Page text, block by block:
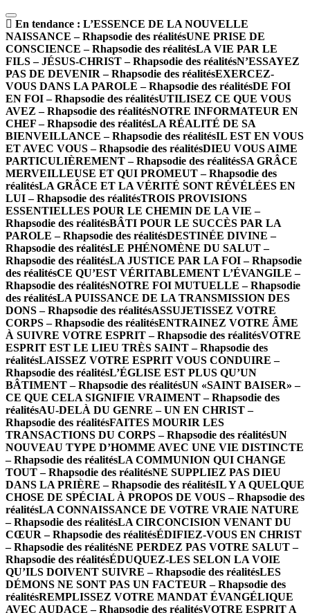
En tendance : L’ESSENCE DE LA NOUVELLE
NAISSANCE – Rhapsodie des réalitésUNE PRISE DE
CONSCIENCE – Rhapsodie des réalitésLA VIE PAR LE
FILS – JÉSUS-CHRIST – Rhapsodie des réalitésN’ESSAYEZ
PAS DE DEVENIR – Rhapsodie des réalitésEXERCEZ-
VOUS DANS LA PAROLE – Rhapsodie des réalitésDE FOI
EN FOI – Rhapsodie des réalitésUTILISEZ CE QUE VOUS
AVEZ – Rhapsodie des réalitésNOTRE INFORMATEUR EN
CHEF – Rhapsodie des réalitésLA RÉALITÉ DE SA
BIENVEILLANCE – Rhapsodie des réalitésIL EST EN VOUS
ET AVEC VOUS – Rhapsodie des réalitésDIEU VOUS AIME
PARTICULIÈREMENT – Rhapsodie des réalitésSA GRÂCE
MERVEILLEUSE ET QUI PROMEUT – Rhapsodie des
réalitésLA GRÂCE ET LA VÉRITÉ SONT RÉVÉLÉES EN
LUI – Rhapsodie des réalitésTROIS PROVISIONS
ESSENTIELLES POUR LE CHEMIN DE LA VIE –
Rhapsodie des réalitésBÂTI POUR LE SUCCÈS PAR LA
PAROLE – Rhapsodie des réalitésDESTINÉE DIVINE –
Rhapsodie des réalitésLE PHÉNOMÈNE DU SALUT –
Rhapsodie des réalitésLA JUSTICE PAR LA FOI – Rhapsodie
des réalitésCE QU’EST VÉRITABLEMENT L’ÉVANGILE –
Rhapsodie des réalitésNOTRE FOI MUTUELLE – Rhapsodie
des réalitésLA PUISSANCE DE LA TRANSMISSION DES
DONS – Rhapsodie des réalitésASSUJETISSEZ VOTRE
CORPS – Rhapsodie des réalitésENTRAINEZ VOTRE ÂME
À SUIVRE VOTRE ESPRIT – Rhapsodie des réalitésVOTRE
ESPRIT EST LE LIEU TRÈS SAINT – Rhapsodie des
réalitésLAISSEZ VOTRE ESPRIT VOUS CONDUIRE –
Rhapsodie des réalitésL’ÉGLISE EST PLUS QU’UN
BÂTIMENT – Rhapsodie des réalitésUN «SAINT BAISER» –
CE QUE CELA SIGNIFIE VRAIMENT – Rhapsodie des
réalitésAU-DELÀ DU GENRE – UN EN CHRIST –
Rhapsodie des réalitésFAITES MOURIR LES
TRANSACTIONS DU CORPS – Rhapsodie des réalitésUN
NOUVEAU TYPE D’HOMME AVEC UNE VIE DISTINCTE
– Rhapsodie des réalitésLA COMMUNION QUI CHANGE
TOUT – Rhapsodie des réalitésNE SUPPLIEZ PAS DIEU
DANS LA PRIÈRE – Rhapsodie des réalitésIL Y A QUELQUE
CHOSE DE SPÉCIAL À PROPOS DE VOUS – Rhapsodie des
réalitésLA CONNAISSANCE DE VOTRE VRAIE NATURE
– Rhapsodie des réalitésLA CIRCONCISION VENANT DU
CŒUR – Rhapsodie des réalitésÉDIFIEZ-VOUS EN CHRIST
– Rhapsodie des réalitésNE PERDEZ PAS VOTRE SALUT –
Rhapsodie des réalitésÉDUQUEZ-LES SELON LA VOIE
QU’ILS DOIVENT SUIVRE – Rhapsodie des réalitésLES
DÉMONS NE SONT PAS UN FACTEUR – Rhapsodie des
réalitésREMPLISSEZ VOTRE MANDAT ÉVANGÉLIQUE
AVEC AUDACE – Rhapsodie des réalitésVOTRE ESPRIT A